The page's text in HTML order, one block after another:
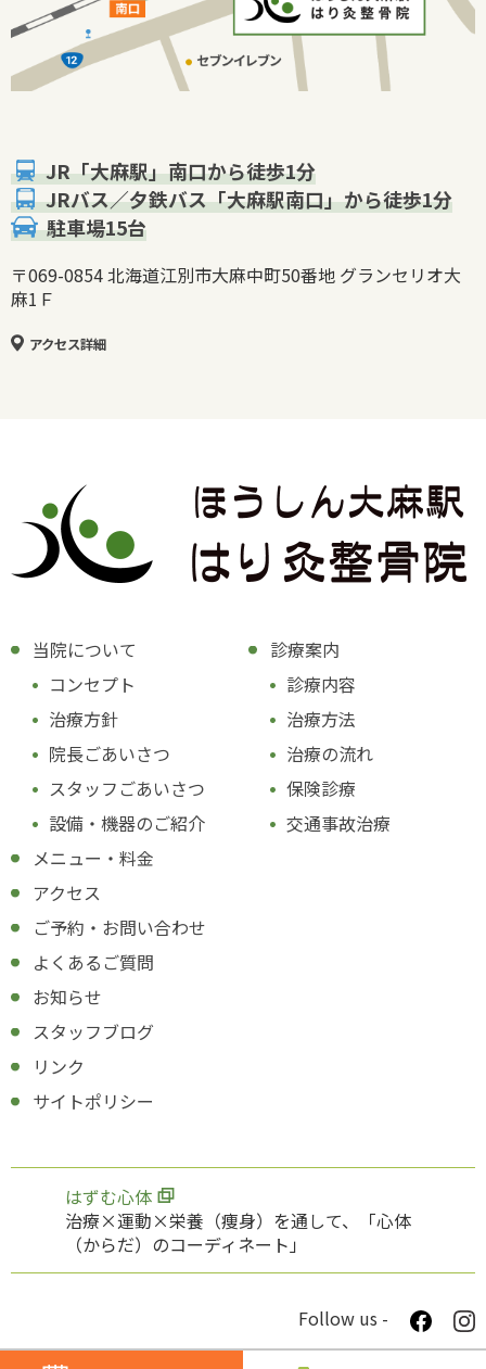
JR「大麻駅」南口から徒歩1分
JRバス／夕鉄バス「大麻駅南口」から徒歩1分
駐車場15台
〒069-0854 北海道江別市大麻中町50番地 グランセリオ大
麻1Ｆ
アクセス詳細
当院について
コンセプト
治療方針
院長ごあいさつ
スタッフごあいさつ
設備・機器のご紹介
診療案内
診療内容
治療方法
治療の流れ
保険診療
交通事故治療
メニュー・料金
アクセス
ご予約・お問い合わせ
よくあるご質問
お知らせ
スタッフブログ
リンク
サイトポリシー
はずむ心体
治療×運動×栄養（痩身）を通して、「心体
（からだ）のコーディネート」
Follow us -